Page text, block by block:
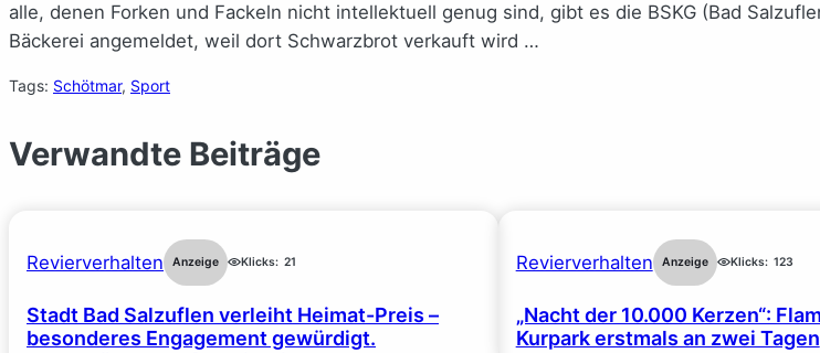
alle, denen Forken und Fackeln nicht intellektuell genug sind, gibt es die BSKG (Bad
Bäckerei angemeldet, weil dort Schwarzbrot verkauft wird …
Tags: Schötmar, Sport
Verwandte Beiträge
Revierverhalten Anzeige Klicks: 21
Stadt Bad Salzuflen verleiht Heimat-Preis –
besonderes Engagement gewürdigt.
Revierverhalten Anzeige Klicks: 123
„Nacht der 10.000 Kerzen“:
Kurpark erstmals an zwei Tagen